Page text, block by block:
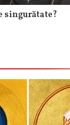
singurătate?